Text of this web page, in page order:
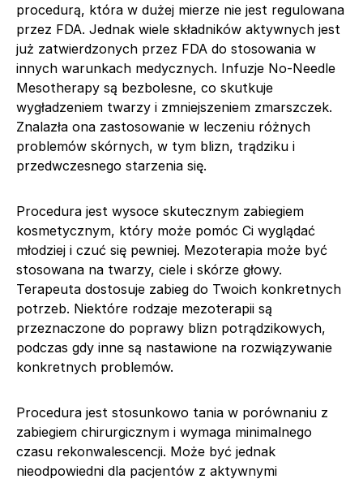
procedurą, która w dużej mierze nie jest regulowana
przez FDA. Jednak wiele składników aktywnych jest
już zatwierdzonych przez FDA do stosowania w
innych warunkach medycznych. Infuzje No-Needle
Mesotherapy są bezbolesne, co skutkuje
wygładzeniem twarzy i zmniejszeniem zmarszczek.
Znalazła ona zastosowanie w leczeniu różnych
problemów skórnych, w tym blizn, trądziku i
przedwczesnego starzenia się.
Procedura jest wysoce skutecznym zabiegiem
kosmetycznym, który może pomóc Ci wyglądać
młodziej i czuć się pewniej. Mezoterapia może być
stosowana na twarzy, ciele i skórze głowy.
Terapeuta dostosuje zabieg do Twoich konkretnych
potrzeb. Niektóre rodzaje mezoterapii są
przeznaczone do poprawy blizn potrądzikowych,
podczas gdy inne są nastawione na rozwiązywanie
konkretnych problemów.
Procedura jest stosunkowo tania w porównaniu z
zabiegiem chirurgicznym i wymaga minimalnego
czasu rekonwalescencji. Może być jednak
nieodpowiedni dla pacjentów z aktywnymi